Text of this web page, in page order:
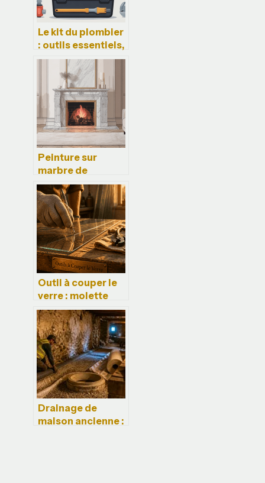
Le kit du plombier
: outils essentiels,
usages et choix
malin
Peinture sur
marbre de
cheminée :
techniques,
limites et
alternatives
Outil à couper le
verre : molette
carbure ou
réservoir à huile
pour une coupe
nette ?
Drainage de
maison ancienne :